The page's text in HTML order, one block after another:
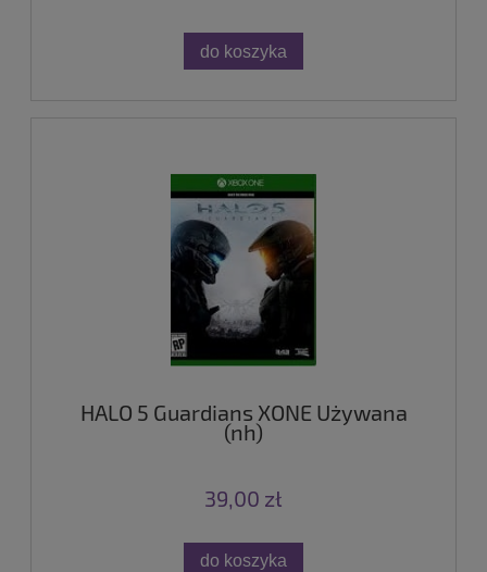
do koszyka
HALO 5 Guardians XONE Używana
(nh)
39,00 zł
do koszyka